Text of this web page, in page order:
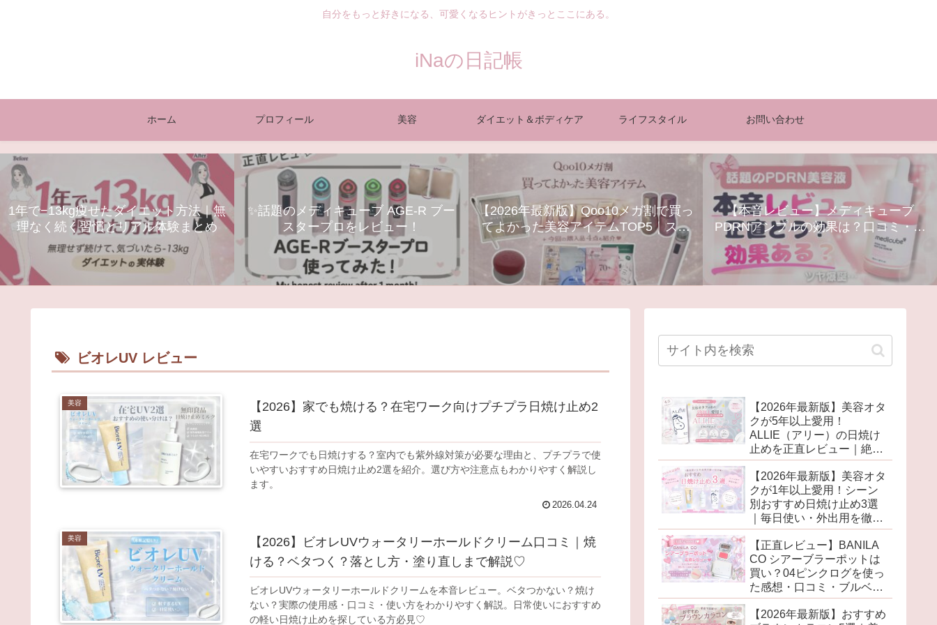
自分をもっと好きになる、可愛くなるヒントがきっとここにある。
iNaの日記帳
ホーム プロフィール 美容 ダイエット＆ボディケア ライフスタイル お問い合わせ
1年で−13kg痩せたダイエット方法｜無
理なく続く習慣とリアル体験まとめ
✨話題のメディキューブ AGE-R ブー
スタープロをレビュー！
【2026年最新版】Qoo10メガ割で買っ
てよかった美容アイテムTOP5｜スキ
ンケア・コスメ・美顔器まとめ
【本音レビュー】メディキューブ
PDRNアンプルの効果は？口コミ・使
い方・最安購入方法まとめ【Qoo10】
ビオレUV レビュー
美容
【2026】家でも焼ける？在宅ワーク向けプチプラ日焼け止め2
選
在宅ワークでも日焼けする？室内でも紫外線対策が必要な理由と、プチプラで使
いやすいおすすめ日焼け止め2選を紹介。選び方や注意点もわかりやすく解説し
ます。
2026.04.24
美容
【2026】ビオレUVウォータリーホールドクリーム口コミ｜焼
ける？ベタつく？落とし方・塗り直しまで解説♡
ビオレUVウォータリーホールドクリームを本音レビュー。ベタつかない？焼け
ない？実際の使用感・口コミ・使い方をわかりやすく解説。日常使いにおすすめ
の軽い日焼け止めを探している方必見♡
【2026年最新版】美容オタ
クが5年以上愛用！
ALLIE（アリー）の日焼け
止めを正直レビュー｜絶対
に焼きたくない日の相棒♡
【2026年最新版】美容オタ
クが1年以上愛用！シーン
別おすすめ日焼け止め3選
｜毎日使い・外出用を徹底
比較♡
【正直レビュー】BANILA
CO シアーブラーポットは
買い？04ピンクログを使っ
た感想・口コミ・ブルベ向
けカラーも紹介♡
【2026年最新版】おすすめ